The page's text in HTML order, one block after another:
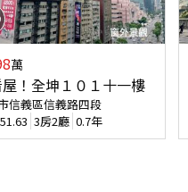
萬
！全坤１０１十一樓
信義區信義路四段
51.63 3房2廳 0.7年